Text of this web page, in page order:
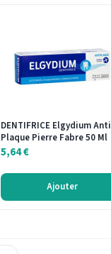
DENTIFRICE Elgydium Anti
Plaque Pierre Fabre 50 Ml
5,64€
Ajouter